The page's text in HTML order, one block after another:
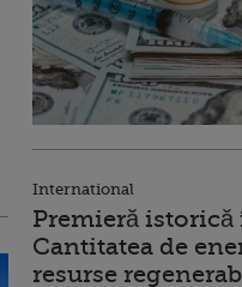
International
Premieră istorică
Cantitatea de
resurse